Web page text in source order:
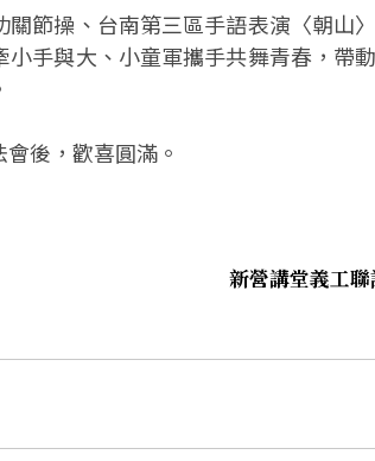
節操、台南第三區手語表演〈朝山
手與大、小童軍攜手共舞青春，帶
後，歡喜圓滿。
新營講堂義工